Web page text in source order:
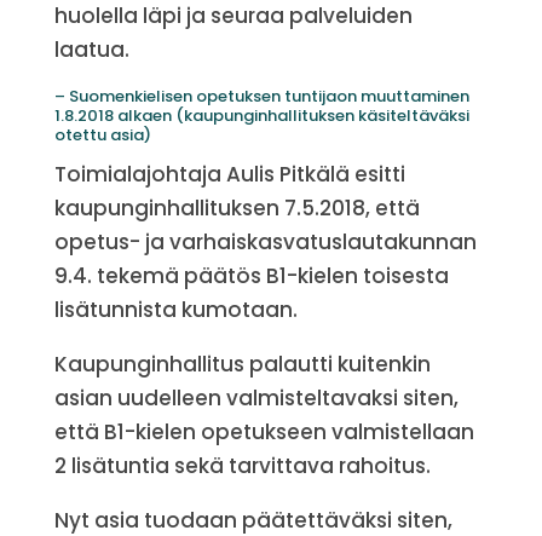
huolella läpi ja seuraa palveluiden
laatua.
– Suomenkielisen opetuksen tuntijaon muuttaminen
1.8.2018 alkaen (kaupunginhallituksen käsiteltäväksi
otettu asia)
Toimialajohtaja Aulis Pitkälä esitti
kaupunginhallituksen 7.5.2018, että
opetus- ja varhaiskasvatuslautakunnan
9.4. tekemä päätös B1-kielen toisesta
lisätunnista kumotaan.
Kaupunginhallitus palautti kuitenkin
asian uudelleen valmisteltavaksi siten,
että B1-kielen opetukseen valmistellaan
2 lisätuntia sekä tarvittava rahoitus.
Nyt asia tuodaan päätettäväksi siten,